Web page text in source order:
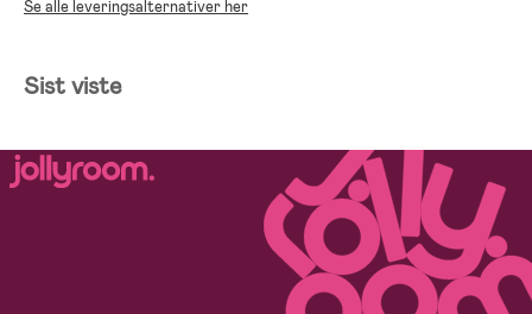
Se alle leveringsalternativer her
Sist viste